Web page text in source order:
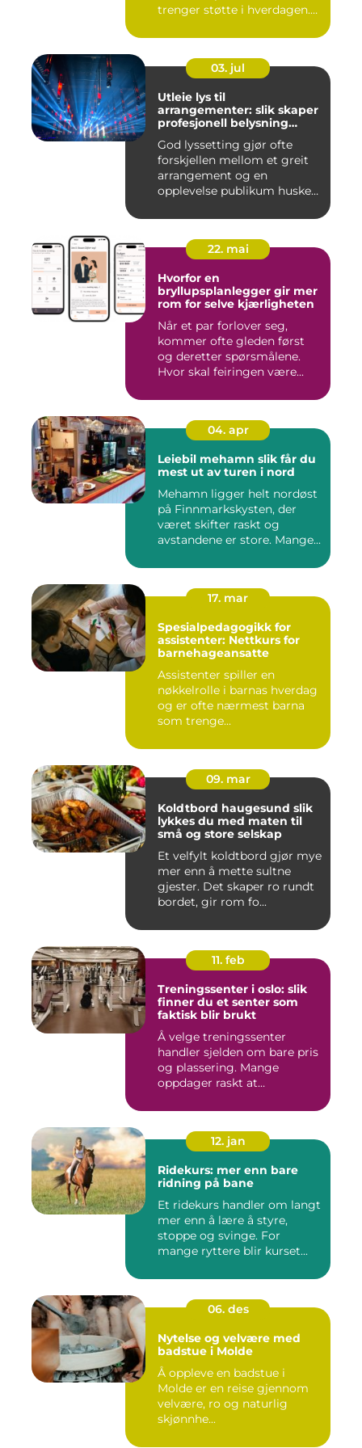
trenger støtte i hverdagen.
03. jul
Utleie lys til
arrangementer: slik skaper
profesjonell belysning
God lyssetting gjør ofte
forskjellen mellom et greit
arrangement og en
opplevelse publikum husker
22. mai
Hvorfor en
bryllupsplanlegger gir mer
rom for selve kjærligheten
Når et par forlover seg,
kommer ofte gleden først
og deretter spørsmålene.
Hvor skal feiringen være...
04. apr
Leiebil mehamn slik får du
mest ut av turen i nord
Mehamn ligger helt nordøst
på Finnmarkskysten, der
været skifter raskt og
avstandene er store. Mange...
17. mar
Spesialpedagogikk for
assistenter: Nettkurs for
barnehageansatte
Assistenter spiller en
nøkkelrolle i barnas hverdag
og er ofte nærmest barna
som trenge...
09. mar
Koldtbord haugesund slik
lykkes du med maten til
små og store selskap
Et velfylt koldtbord gjør mye
mer enn å mette sultne
gjester. Det skaper ro rundt
bordet, gir rom fo...
11. feb
Treningssenter i oslo: slik
finner du et senter som
faktisk blir brukt
Å velge treningssenter
handler sjelden om bare pris
og plassering. Mange
oppdager raskt at
12. jan
Ridekurs: mer enn bare
ridning på bane
Et ridekurs handler om langt
mer enn å lære å styre,
stoppe og svinge. For
mange ryttere blir kurset...
06. des
Nytelse og velvære med
badstue i Molde
Å oppleve en badstue i
Molde er en reise gjennom
velvære, ro og naturlig
skjønnhe...